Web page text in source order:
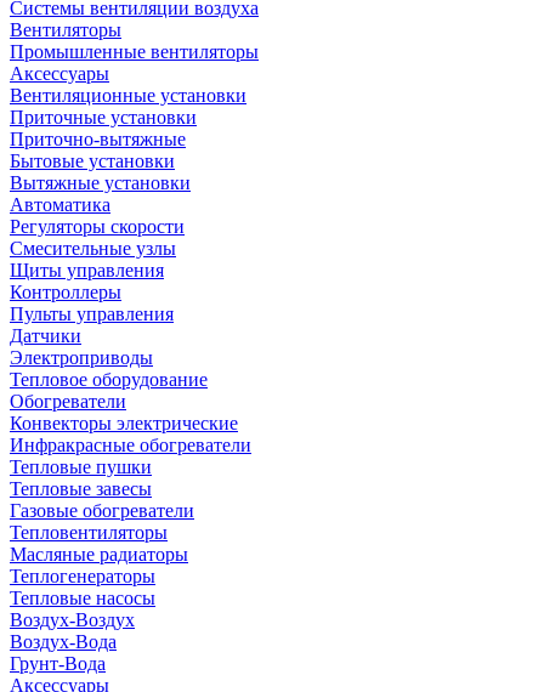
Системы вентиляции воздуха
Вентиляторы
Промышленные вентиляторы
Аксессуары
Вентиляционные установки
Приточные установки
Приточно-вытяжные
Бытовые установки
Вытяжные установки
Автоматика
Регуляторы скорости
Смесительные узлы
Щиты управления
Контроллеры
Пульты управления
Датчики
Электроприводы
Тепловое оборудование
Обогреватели
Конвекторы электрические
Инфракрасные обогреватели
Тепловые пушки
Тепловые завесы
Газовые обогреватели
Тепловентиляторы
Масляные радиаторы
Теплогенераторы
Тепловые насосы
Воздух-Воздух
Воздух-Вода
Грунт-Вода
Аксессуары